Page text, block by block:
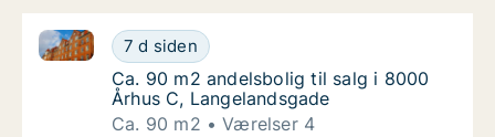
Ca. 90 m2 andelsbolig til salg i 8000 Århus
7 d siden
Ca. 90 m2 andelsbolig til salg i 8000 Århus C,
Ca. 90 m2 andelsbolig til salg i 8000 Århus
Ca. 90 m2 andelsbolig til salg i 8000
Århus C, Langelandsgade
Ca. 90 m2
Værelser 4